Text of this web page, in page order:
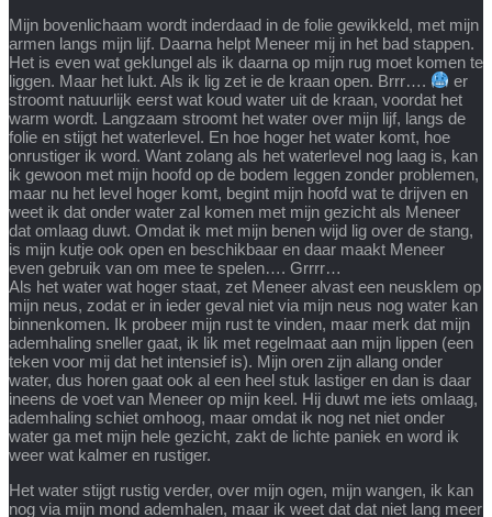
Mijn bovenlichaam wordt inderdaad in de folie gewikkeld, met mijn
armen langs mijn lijf. Daarna helpt Meneer mij in het bad stappen.
Het is even wat geklungel als ik daarna op mijn rug moet komen te
liggen. Maar het lukt. Als ik lig zet ie de kraan open. Brrr….
er
stroomt natuurlijk eerst wat koud water uit de kraan, voordat het
warm wordt. Langzaam stroomt het water over mijn lijf, langs de
folie en stijgt het waterlevel. En hoe hoger het water komt, hoe
onrustiger ik word. Want zolang als het waterlevel nog laag is, kan
ik gewoon met mijn hoofd op de bodem leggen zonder problemen,
maar nu het level hoger komt, begint mijn hoofd wat te drijven en
weet ik dat onder water zal komen met mijn gezicht als Meneer
dat omlaag duwt. Omdat ik met mijn benen wijd lig over de stang,
is mijn kutje ook open en beschikbaar en daar maakt Meneer
even gebruik van om mee te spelen…. Grrrr…
Als het water wat hoger staat, zet Meneer alvast een neusklem op
mijn neus, zodat er in ieder geval niet via mijn neus nog water kan
binnenkomen. Ik probeer mijn rust te vinden, maar merk dat mijn
ademhaling sneller gaat, ik lik met regelmaat aan mijn lippen (een
teken voor mij dat het intensief is). Mijn oren zijn allang onder
water, dus horen gaat ook al een heel stuk lastiger en dan is daar
ineens de voet van Meneer op mijn keel. Hij duwt me iets omlaag,
ademhaling schiet omhoog, maar omdat ik nog net niet onder
water ga met mijn hele gezicht, zakt de lichte paniek en word ik
weer wat kalmer en rustiger.
Het water stijgt rustig verder, over mijn ogen, mijn wangen, ik kan
nog via mijn mond ademhalen, maar ik weet dat dat niet lang meer